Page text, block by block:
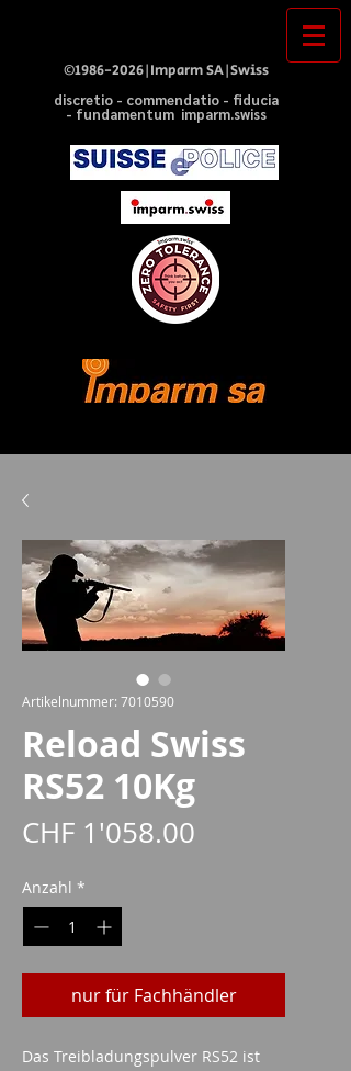
©1986-2026|Imparm SA|Swiss
discretio - commendatio - fiducia
- fundamentum imparm.swiss
Artikelnummer: 7010590
Reload Swiss
RS52 10Kg
CHF 1'058.00
Anzahl *
nur für Fachhändler
Das Treibladungspulver RS52 ist